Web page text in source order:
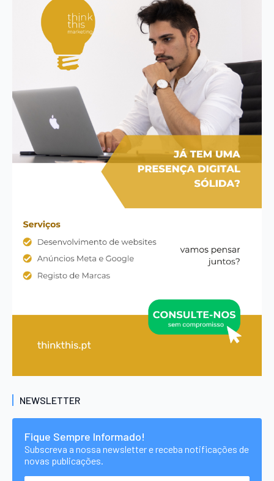
NEWSLETTER
Fique Sempre Informado!
Subscreva a nossa newsletter e receba notificações de
novas publicações.